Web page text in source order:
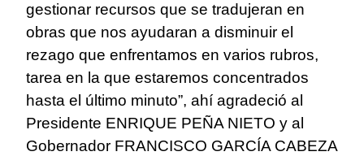
gestionar recursos que se tradujeran en
obras que nos ayudaran a disminuir el
rezago que enfrentamos en varios rubros,
tarea en la que estaremos concentrados
hasta el último minuto”, ahí agradeció al
Presidente ENRIQUE PEÑA NIETO y al
Gobernador FRANCISCO GARCÍA CABEZA